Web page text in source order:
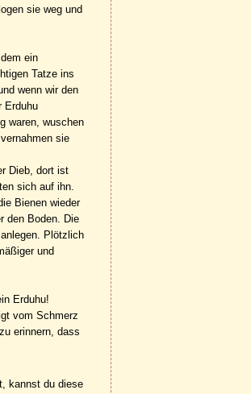
sie weg und
ein
Tatze ins
wenn wir den
Erduhu
waren, wuschen
sie
Dieb, dort ist
sich auf ihn.
Bienen wieder
den Boden. Die
Plötzlich
und
Erduhu!
vom Schmerz
erinnern, dass
kannst du diese